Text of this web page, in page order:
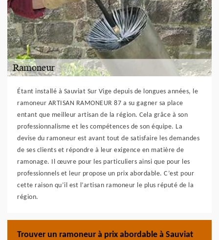
Étant installé à Sauviat Sur Vige depuis de longues années, le
ramoneur ARTISAN RAMONEUR 87 a su gagner sa place
entant que meilleur artisan de la région. Cela grâce à son
professionnalisme et les compétences de son équipe. La
devise du ramoneur est avant tout de satisfaire les demandes
de ses clients et répondre à leur exigence en matière de
ramonage. Il œuvre pour les particuliers ainsi que pour les
professionnels et leur propose un prix abordable. C’est pour
cette raison qu’il est l’artisan ramoneur le plus réputé de la
région.
Trouver un ramoneur à prix abordable à Sauviat